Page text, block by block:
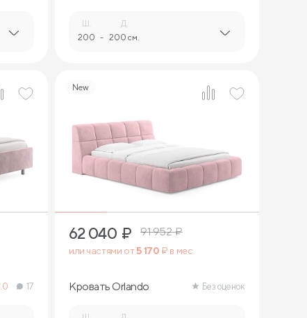
Ш.
200 -
Д.
200 см.
17
New
62 040 ₽ 91 952₽
или частями от5 170 ₽ в мес.
Кровать Orlando Без оценок